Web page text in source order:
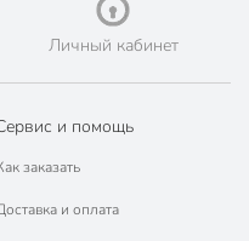
полимер,
Личный кабинет
и помощь
заказать
и оплата